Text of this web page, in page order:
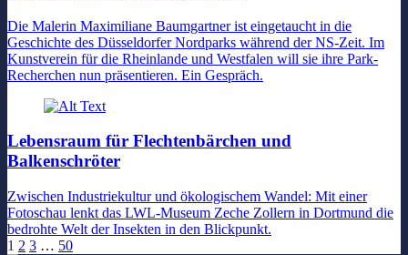
Die Malerin Maximiliane Baumgartner ist eingetaucht in die
Geschichte des Düsseldorfer Nordparks während der NS-Zeit. Im
Kunstverein für die Rheinlande und Westfalen will sie ihre Park-
Recherchen nun präsentieren. Ein Gespräch.
Lebensraum für Flechtenbärchen und
Balkenschröter
Zwischen Industriekultur und ökologischem Wandel: Mit einer
Fotoschau lenkt das LWL-Museum Zeche Zollern in Dortmund die
bedrohte Welt der Insekten in den Blickpunkt.
1 2 3 … 50